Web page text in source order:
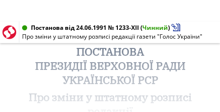
Постанова від 24.06.1991 № 1233-XII (Чинний)
Про зміни у штатному розписі редакції газети "Голос України"
ПОСТАНОВА
ПРЕЗИДІЇ ВЕРХОВНОЇ РАДИ
УКРАЇНСЬКОЇ РСР
Про зміни у штатному розписі